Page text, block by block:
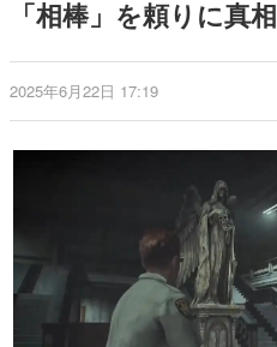
新世代に訊く
これからのデジタル
ゲーム世代の作家
ゲームに多大な影響
日本モバイルゲー
日本のモバイルゲー
ルを網羅するほか、
解説を掲載。約20年
若ゲのいたり〜
『うつヌケ』『ペン
一先生によるゲーム
「相棒」を頼りに真
2025年6月22日 17:19